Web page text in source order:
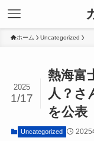
ホーム Uncategorized
熱海富
人？さ
を公表
2025
1/17
Uncategorized 2025